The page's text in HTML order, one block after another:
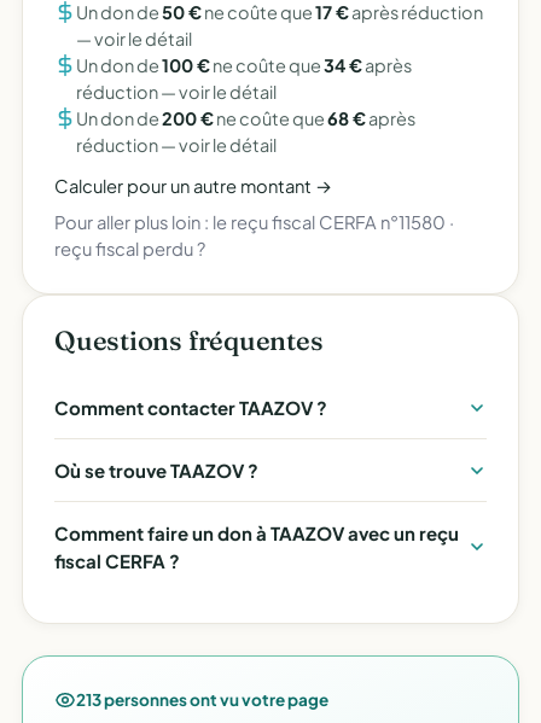
Un don de50 €ne coûte que17 €après réduction
—voir le détail
Un don de100 €ne coûte que34 €après
réduction —voir le détail
Un don de200 €ne coûte que68 €après
réduction —voir le détail
Calculer pour un autre montant →
Pour aller plus loin : le reçu fiscal CERFA n°11580 ·
reçu fiscal perdu ?
Questions fréquentes
Comment contacter TAAZOV ?
Où se trouve TAAZOV ?
Comment faire un don à TAAZOV avec un reçu
fiscal CERFA ?
213 personnes ont vu votre page